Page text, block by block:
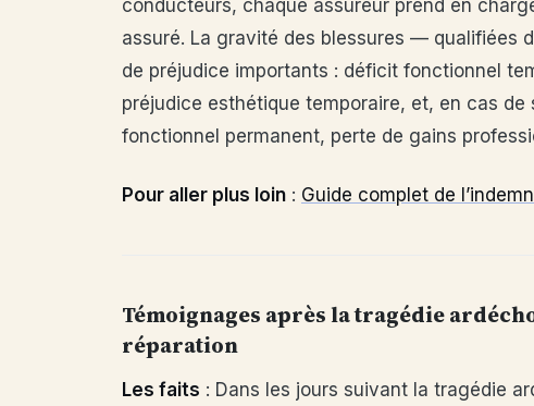
conducteurs, chaque assureur prend en
assuré. La gravité des blessures — qualifiées
de préjudice importants : déficit fonctionnel
préjudice esthétique temporaire, et, en cas
fonctionnel permanent, perte de gains
Pour aller plus loin : Guide complet de
Témoignages après la tragédie
réparation
Les faits : Dans les jours suivant la tragédie